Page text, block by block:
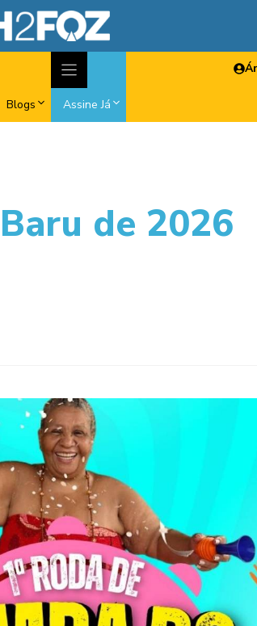
Blogs Assine Já
de 2026